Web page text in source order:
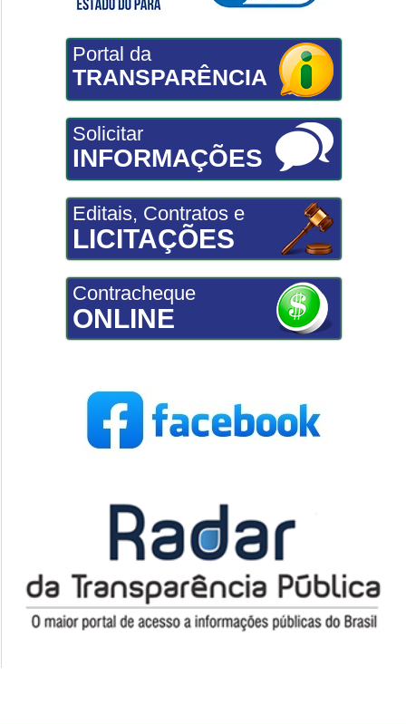
Portal da
TRANSPARÊNCIA
Solicitar
INFORMAÇÕES
Editais, Contratos e
LICITAÇÕES
Contracheque
ONLINE